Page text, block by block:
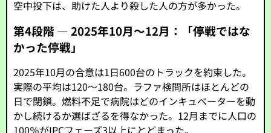
空中投下は、助けた人より殺した人の方が多かった。
第4段階 ― 2025年10月〜12月：「停戦ではな
かった停戦」
2025年10月の合意は1日600台のトラックを約束した。
実際の平均は120〜180台。ラファ検問所はほとんどの
日で閉鎖。燃料不足で病院はどのインキュベーターを動
かし続けるか選ばざるを得なかった。12月までに人口の
100％がIPCフェーズ3以上にとどまった。